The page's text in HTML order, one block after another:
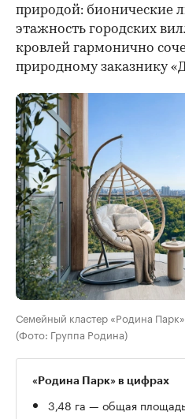
природой: бионические
этажность городских
кровлей гармонично
природному заказнику
Семейный кластер «Родина Парк»
(Фото: Группа Родина)
«Родина Парк» в цифрах
3,48 га — общая